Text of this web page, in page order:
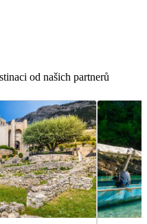
od našich partnerů